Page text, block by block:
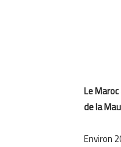
Le
de la
Environ